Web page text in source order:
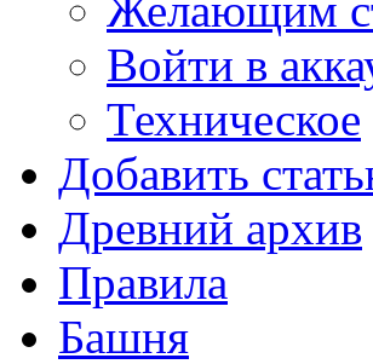
Войти в
Техническое
Добавить
Древний архив
Правила
Башня